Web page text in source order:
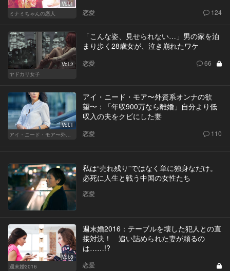
Vol.1
ミナミちゃんの恋人
恋愛 124
Vol.2
ヤドカリ女子
「こんな姿、見せられない…」男の家を泊
まり歩く28歳女が、泣き崩れたワケ
恋愛 66
Vol.1
アイ・ニード・モア〜外資系オンナの欲望〜
アイ・ニード・モア〜外資系オンナの欲
望〜：「年収900万なら離婚」自分より低
収入の夫をクビにした妻
恋愛 110
私は“売れ残り”ではなく単に独身なだけ。
必死に人生と戦う中国の女性たち
恋愛
Vol.8
週末婚2016
週末婚2016：テーブルを壊した犯人との直
接対決！ 追い詰められた妻が頼るの
は……!?
恋愛